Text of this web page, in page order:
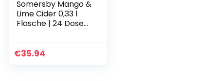
Somersby Mango &
Lime Cider 0,33 l
Flasche | 24 Dosen
saftiger Mango &
€35.94